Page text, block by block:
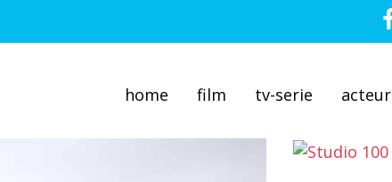
home film tv-serie acteur